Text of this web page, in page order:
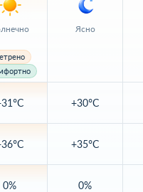
0%
Ясно
+30°C
+35°C
0%